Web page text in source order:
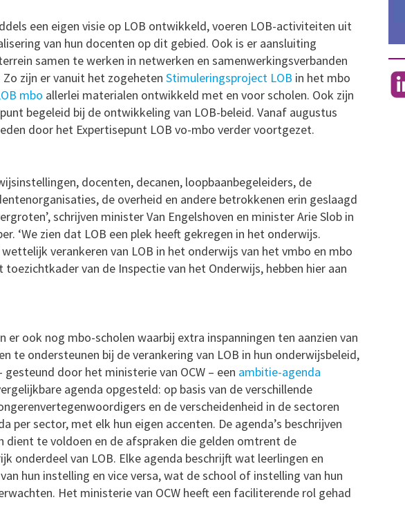
een eigen visie op LOB ontwikkeld, voeren LOB-activiteiten uit
van hun docenten op dit gebied. Ook is er aansluiting
samen te werken in netwerken en samenwerkingsverbanden
zijn er vanuit het zogeheten Stimuleringsproject LOB in het mbo
mbo allerlei materialen ontwikkeld met en voor scholen. Ook zijn
begeleid bij de ontwikkeling van LOB-beleid. Vanaf augustus
door het Expertisepunt LOB vo-mbo verder voortgezet.
docenten, decanen, loopbaanbegeleiders, de
de overheid en andere betrokkenen erin geslaagd
schrijven minister Van Engelshoven en minister Arie Slob in
‘We zien dat LOB een plek heeft gekregen in het onderwijs.
verankeren van LOB in het onderwijs van het vmbo en mbo
toezichtkader van de Inspectie van het Onderwijs, hebben hier aan
er ook nog mbo-scholen waarbij extra inspanningen ten aanzien van
te ondersteunen bij de verankering van LOB in hun onderwijsbeleid,
gesteund door het ministerie van OCW – een ambitie-agenda
agenda opgesteld: op basis van de verschillende
en de verscheidenheid in de sectoren
per sector, met elk hun eigen accenten. De agenda’s beschrijven
dient te voldoen en de afspraken die gelden omtrent de
onderdeel van LOB. Elke agenda beschrijft wat leerlingen en
hun instelling en vice versa, wat de school of instelling van hun
Het ministerie van OCW heeft een faciliterende rol gehad